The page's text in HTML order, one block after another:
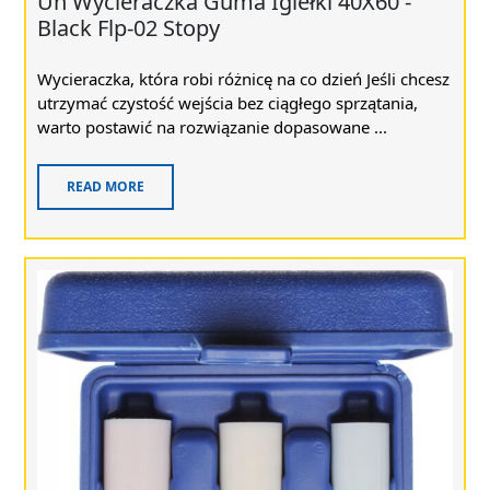
Black Flp-02 Stopy
Wycieraczka, która robi różnicę na co dzień Jeśli chcesz
utrzymać czystość wejścia bez ciągłego sprzątania,
warto postawić na rozwiązanie dopasowane ...
READ MORE